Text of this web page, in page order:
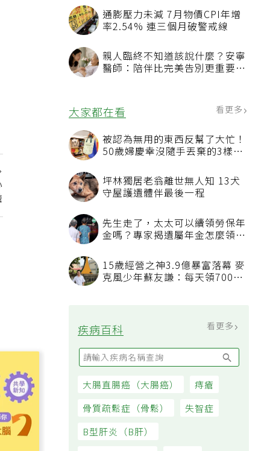
通膨壓力未減 7月物價CPI年增
率2.54% 連三個月破警戒線
親人臨終不知道該說什麼？安寧
醫師：陪伴比完美告別更重要，
大家都在看
被認為無用的東西反幫了大忙！
50歲婦慶幸沒隨手丟棄的3樣物
坪林獨居老翁離世無人知 13犬
守屋護遺體伴最後一程
先生走了，太太可以續領勞保年
15歲經營之神3.9億暴富落幕 麥
克風少年蘇友謙：每天領700元
疾病百科